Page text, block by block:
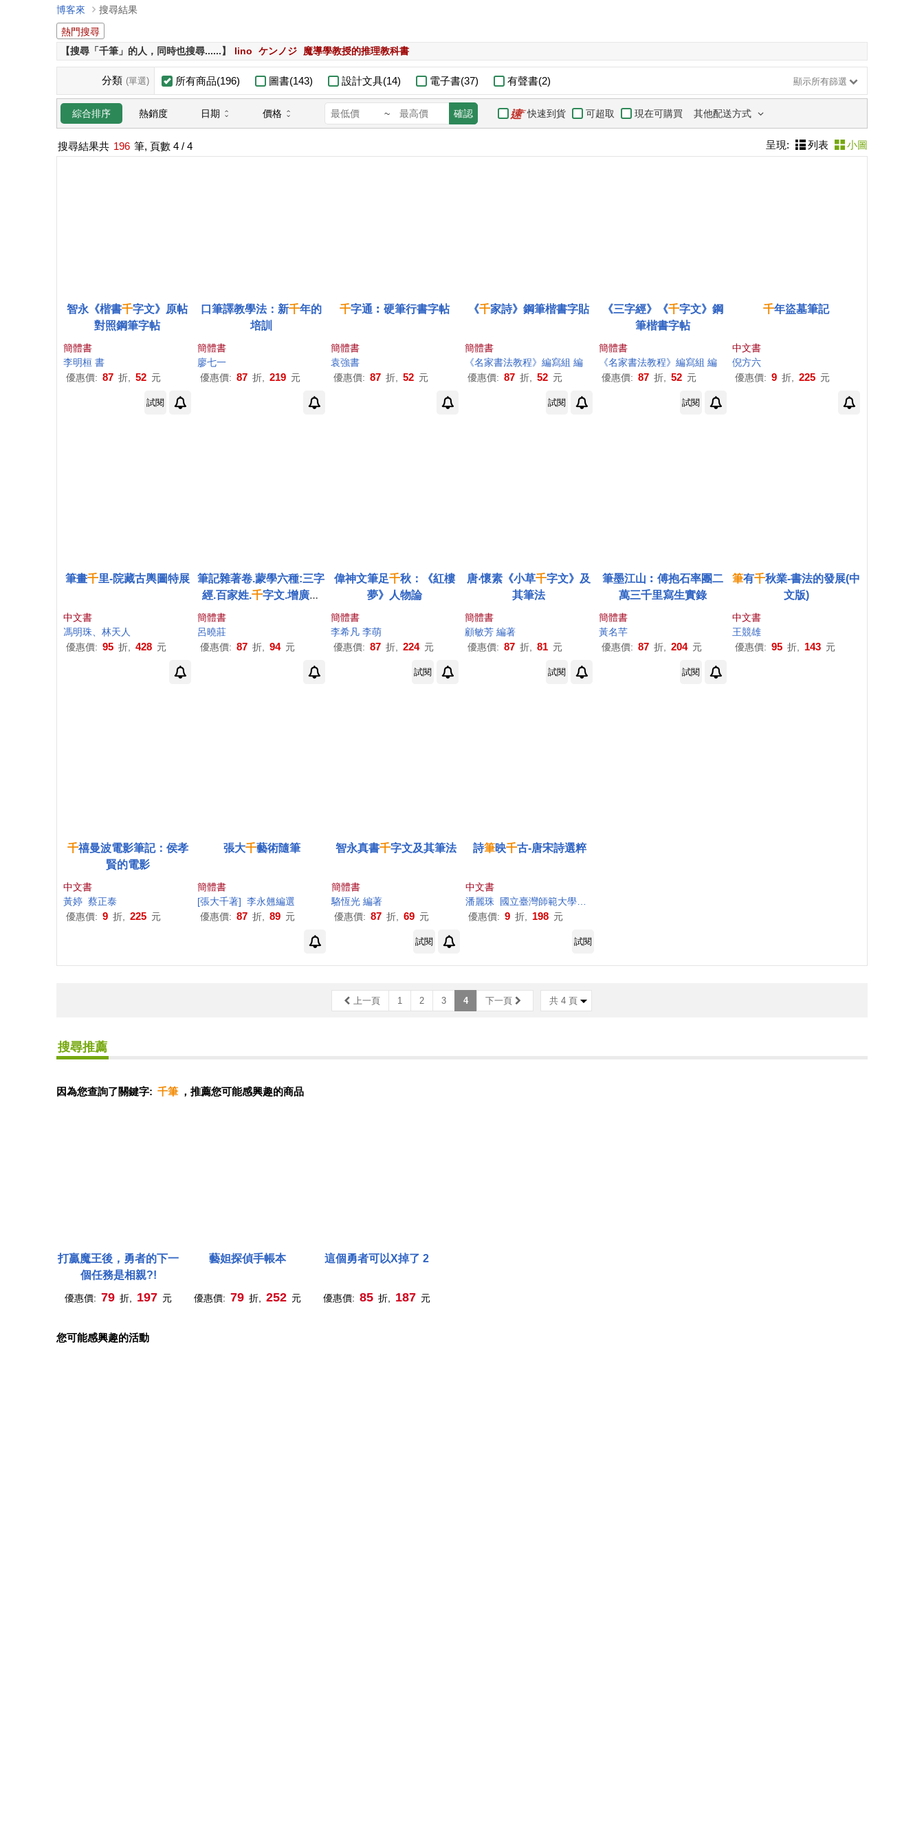
博客來
搜尋結果
熱門搜尋
【搜尋「千筆」的人，同時也搜尋......】
lino ケンノジ 魔導學教授的推理教科書
分類 (單選) 所有商品(196) 圖書(143) 設計文具(14) 電子書(37) 有聲書(2) 顯示所有篩選
綜合排序 熱銷度 日期 價格 ~ 確認 快速到貨 可超取 現在可購買 其他配送方式
搜尋結果共 196 筆, 頁數 4 / 4 呈現: 列表 小圖
智永《楷書千字文》原帖
對照鋼筆字帖
簡體書
李明桓 書
優惠價: 87 折, 52 元
口筆譯教學法：新千年的
培訓
簡體書
廖七一
優惠價: 87 折, 219 元
千字通︰硬筆行書字帖
簡體書
袁強書
優惠價: 87 折, 52 元
《千家詩》鋼筆楷書字貼
簡體書
《名家書法教程》編寫組 編
優惠價: 87 折, 52 元
《三字經》《千字文》鋼
筆楷書字帖
簡體書
《名家書法教程》編寫組 編
優惠價: 87 折, 52 元
千年盜墓筆記
中文書
倪方六
優惠價: 9 折, 225 元
試閱 試閱 試閱
筆畫千里-院藏古輿圖特展
中文書
馮明珠、林天人
優惠價: 95 折, 428 元
筆記雜著卷.蒙學六種:三字
經.百家姓.千字文.增廣賢
文.幼學瓊林.格言聯壁
簡體書
呂曉莊
優惠價: 87 折, 94 元
偉神文筆足千秋：《紅樓
夢》人物論
簡體書
李希凡 李萌
優惠價: 87 折, 224 元
唐‧懷素《小草千字文》及
其筆法
簡體書
顧敏芳 編著
優惠價: 87 折, 81 元
筆墨江山︰傅抱石率團二
萬三千里寫生實錄
簡體書
黃名芊
優惠價: 87 折, 204 元
筆有千秋業-書法的發展(中
文版)
中文書
王競雄
優惠價: 95 折, 143 元
試閱 試閱 試閱
千禧曼波電影筆記：侯孝
賢的電影
中文書
黃婷 蔡正泰
優惠價: 9 折, 225 元
張大千藝術隨筆
簡體書
[張大千著] 李永翹編選
優惠價: 87 折, 89 元
智永真書千字文及其筆法
簡體書
駱恆光 編著
優惠價: 87 折, 69 元
詩筆映千古-唐宋詩選粹
中文書
潘麗珠
國立臺灣師範大學人文教育研究中心主編
優惠價: 9 折, 198 元
試閱 試閱
上一頁 1 2 3 4 下一頁
搜尋推薦
因為您查詢了關鍵字: 千筆 ，推薦您可能感興趣的商品
打贏魔王後，勇者的下一
個任務是相親?!
優惠價: 79 折, 197 元
藝妲探偵手帳本
優惠價: 79 折, 252 元
這個勇者可以X掉了 2
優惠價: 85 折, 187 元
您可能感興趣的活動